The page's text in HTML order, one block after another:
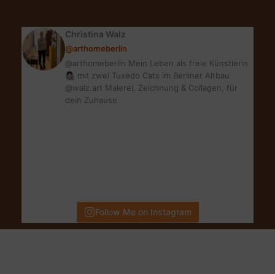
Christina Walz
@arthomeberlin
@arthomeberlin Mein Leben als freie Künstlerin
👩🏻‍🎨 mit zwei Tuxedo Cats im Berliner Altbau
@walz.art Malerei, Zeichnung & Collagen, für
dein Zuhause
Follow Me on Instagram